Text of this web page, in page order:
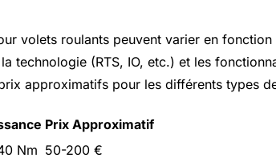
volets roulants peuvent varier en fonction
technologie (RTS, IO, etc.) et les
approximatifs pour les différents types
Prix Approximatif
Nm 50-200 €